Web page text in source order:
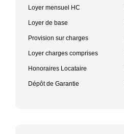
Loyer mensuel HC
Loyer de base
Provision sur charges
Loyer charges comprises
Honoraires Locataire
Dépôt de Garantie